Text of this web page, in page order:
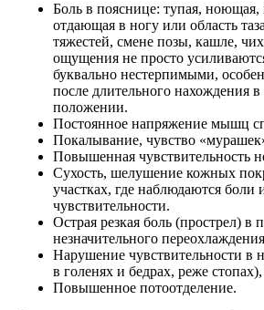
Боль в пояснице: тупая, ноющая,
отдающая в ногу или область
тяжестей, смене позы, кашле,
ощущения не просто
буквально нестерпимыми,
после длительного нахождения
положении.
Постоянное напряжение мышц
Покалывание, чувство
Повышенная чувствительность
Сухость, шелушение кожных
участках, где наблюдаются
чувствительности.
Острая резкая боль (прострел) в
незначительного
Нарушение чувствительности в
в голенях и бедрах, реже
Повышенное потоотделение.